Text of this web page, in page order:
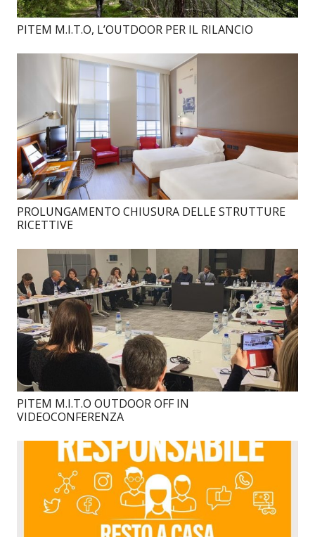
PITEM M.I.T.O, L’OUTDOOR PER IL RILANCIO
PROLUNGAMENTO CHIUSURA DELLE STRUTTURE
RICETTIVE
PITEM M.I.T.O OUTDOOR OFF IN
VIDEOCONFERENZA